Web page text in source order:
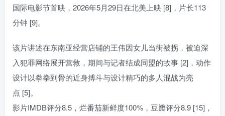
国际电影节首映，2026年5月29日在北美上映 [8]，片长113
分钟 [9]。
该片讲述在东南亚经营店铺的王伟因女儿当街被拐，被迫深
入犯罪网络展开营救，期间与记者结成同盟的故事 [2]，动作
设计以拳拳到骨的近身搏斗与设计精巧的多人混战为亮
点 [5]。
影片IMDB评分8.5，烂番茄新鲜度100%，豆瓣评分8.9 [15]，